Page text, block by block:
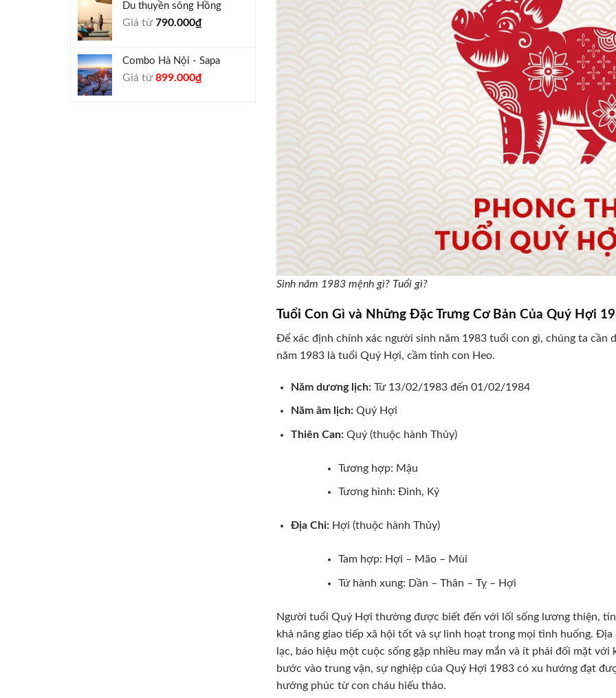
1.000.000₫.
là:
Du thuyền sông Hồng
Giá từ790.000₫
Combo Hà Nội - Sapa
Giá từGiá
899.000₫Giá
Sinh năm 1983 mệnh gì? Tuổi gì?
Tuổi Con Gì và Những Đặc Trưng Cơ Bản Của Quý Hợi
Để xác định chính xác người sinh năm 1983 tuổi con gì, chúng ta cần
năm 1983 là tuổi Quý Hợi, cầm tinh con Heo.
Năm dương lịch:Từ 13/02/1983 đến 01/02/1984
Năm âm lịch:Quý Hợi
Thiên Can:Quý (thuộc hành Thủy)
Tương hợp: Mậu
Tương hình: Đinh, Kỷ
Địa Chi:Hợi (thuộc hành Thủy)
Tam hợp: Hợi – Mão – Mùi
Tứ hành xung: Dần – Thân – Tỵ – Hợi
Người tuổi Quý Hợi thường được biết đến với lối sống lương thiện,
khả năng giao tiếp xã hội tốt và sự linh hoạt trong mọi tình huống.
lạc, báo hiệu một cuộc sống gặp nhiều may mắn và ít phải đối mặt
bước vào trung vận, sự nghiệp của Quý Hợi 1983 có xu hướng đạt
hưởng phúc từ con cháu hiếu thảo.